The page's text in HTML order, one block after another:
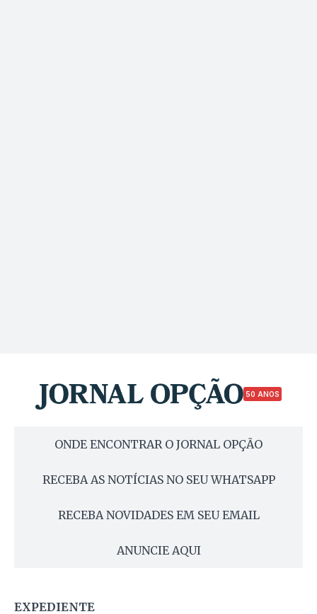
50 ANOS
ONDE ENCONTRAR O JORNAL OPÇÃO
RECEBA AS NOTÍCIAS NO SEU WHATSAPP
RECEBA NOVIDADES EM SEU EMAIL
ANUNCIE AQUI
EXPEDIENTE